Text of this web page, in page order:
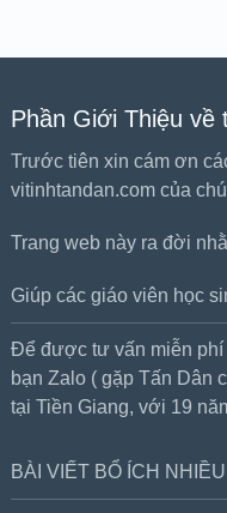
Phần Giới Thiệu về
Trước tiên xin cám ơn
vitinhtandan.com của
Trang web này ra đời
Giúp các giáo viên học
Để được tư vấn miễn phí
bạn Zalo ( gặp Tấn Dân
tại Tiền Giang, với 19
BÀI VIẾT BỔ ÍCH